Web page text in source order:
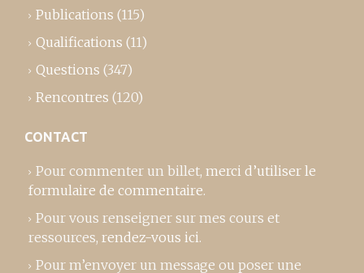
Publications (115)
Qualifications (11)
Questions (347)
Rencontres (120)
CONTACT
Pour commenter un billet, merci d’utiliser le
formulaire de commentaire.
Pour vous renseigner sur mes cours et
ressources, rendez-vous ici.
Pour m’envoyer un message ou poser une